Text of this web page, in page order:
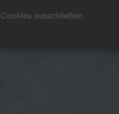
Cookies ausschließen